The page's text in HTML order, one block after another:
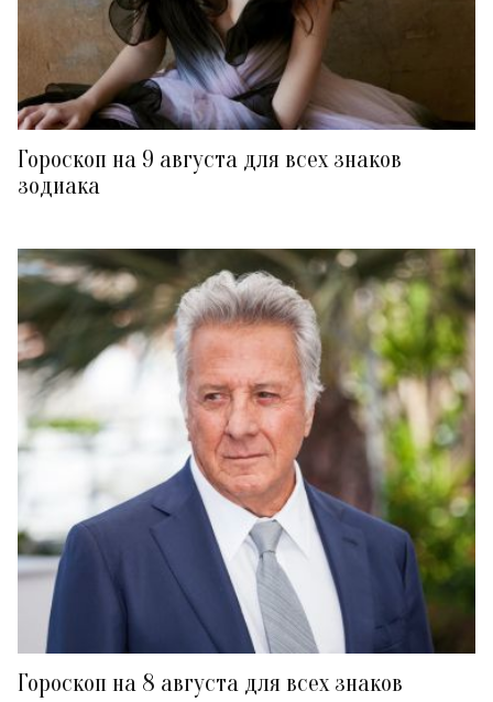
Гороскоп на 9 августа для всех знаков
зодиака
Гороскоп на 8 августа для всех знаков